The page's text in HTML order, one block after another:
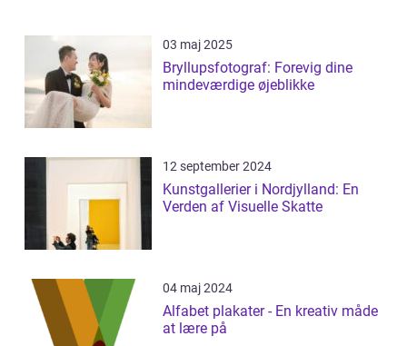
03 maj 2025
Bryllupsfotograf: Forevig dine
mindeværdige øjeblikke
12 september 2024
Kunstgallerier i Nordjylland: En
Verden af Visuelle Skatte
04 maj 2024
Alfabet plakater - En kreativ måde
at lære på